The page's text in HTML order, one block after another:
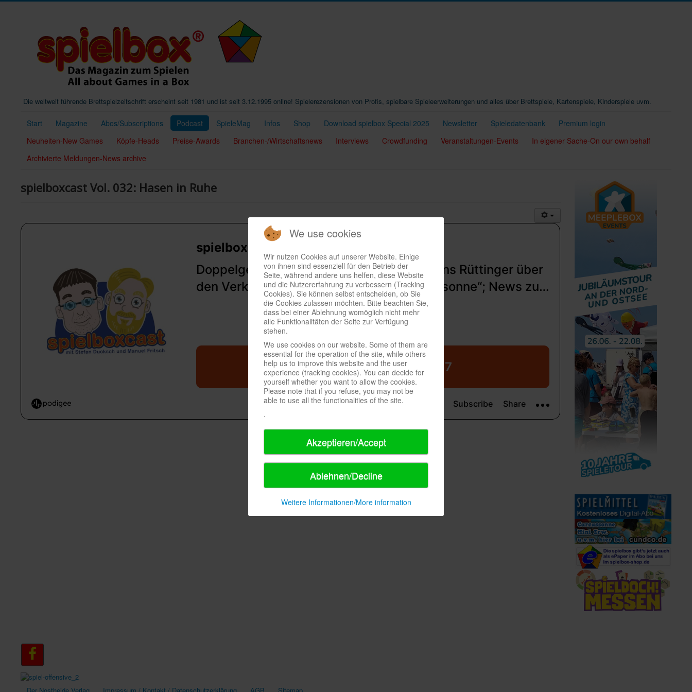
Die weltweit führende Brettspielzeitschrift erscheint seit 1981 und ist seit 3.12.1995 online! Spielerezensionen von Profis, spielbare Spieleerweiterungen und alles über Brettspiele, Kartenspiele, Kinderspiele uvm.
Start Magazine Abos/Subscriptions Podcast SpieleMag Infos Shop Download spielbox Special 2025 Newsletter Spieledatenbank
Premium login
Neuheiten-New Games
Köpfe-Heads Preise-Awards Branchen-/Wirtschaftsnews Interviews Crowdfunding Veranstaltungen-Events
In eigener Sache-On our own behalf
Archivierte Meldungen-News archive
spielboxcast Vol. 032: Hasen in Ruhe
Der Nostheide Verlag Impressum / Kontakt / Datenschutzerklärung AGB Sitemap
We use cookies
Wir nutzen Cookies auf unserer Website. Einige
von ihnen sind essenziell für den Betrieb der
Seite, während andere uns helfen, diese Website
und die Nutzererfahrung zu verbessern (Tracking
Cookies). Sie können selbst entscheiden, ob Sie
die Cookies zulassen möchten. Bitte beachten Sie,
dass bei einer Ablehnung womöglich nicht mehr
alle Funktionalitäten der Seite zur Verfügung
stehen.
We use cookies on our website. Some of them are
essential for the operation of the site, while others
help us to improve this website and the user
experience (tracking cookies). You can decide for
yourself whether you want to allow the cookies.
Please note that if you refuse, you may not be
able to use all the functionalities of the site.
.
Akzeptieren/Accept
Ablehnen/Decline
Weitere Informationen/More information